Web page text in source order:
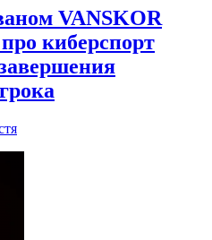
VANSKOR
киберспорт